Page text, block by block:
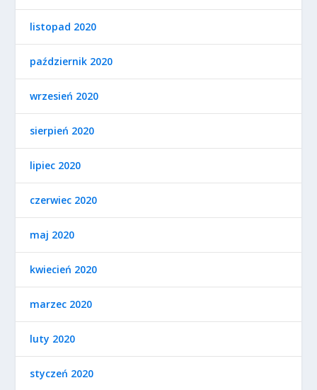
listopad 2020
październik 2020
wrzesień 2020
sierpień 2020
lipiec 2020
czerwiec 2020
maj 2020
kwiecień 2020
marzec 2020
luty 2020
styczeń 2020